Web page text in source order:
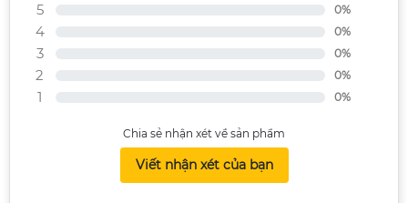
5 0%
4 0%
3 0%
2 0%
1 0%
Chia sẻ nhận xét về sản phẩm
Viết nhận xét của bạn